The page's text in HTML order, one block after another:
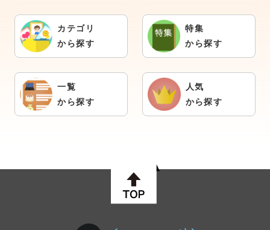
カテゴリ
から探す
特集
から探す
一覧
から探す
人気
から探す